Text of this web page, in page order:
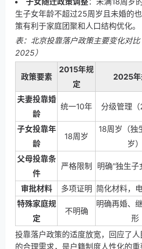
生子女年龄不超过25周岁且未婚的
策有利于家庭团聚和人口结构优化。
表：北京投靠落户政策主要变化对
2025）
政策要素
2015年规
定
2025年
夫妻投靠婚
龄
统一10年 分级管理（
子女投靠年
龄
18周岁
18周岁（独
岁）
父母投靠条
件
严格限制 明确"独生子
审批材料 多项证明 简化材料，
特殊家庭规
定
不明确
明确再婚、
形
投靠落户政策的适度放宽，回应了
的合理需求，是户籍制度人性化的